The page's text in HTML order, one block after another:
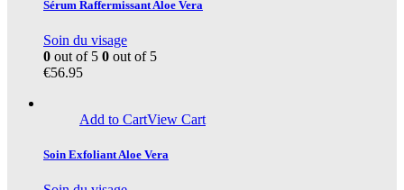
Sérum Raffermissant Aloe Vera
Soin du visage
0 out of 5 0 out of 5
€56.95
Add to CartView Cart
Soin Exfoliant Aloe Vera